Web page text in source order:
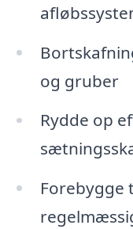
og gruber
Rydde op
Forebygge